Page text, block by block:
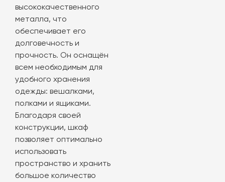
высококачественного
металла, что
обеспечивает его
долговечность и
прочность. Он оснащён
всем необходимым для
удобного хранения
одежды: вешалками,
полками и ящиками.
Благодаря своей
конструкции, шкаф
позволяет оптимально
использовать
пространство и хранить
большое количество